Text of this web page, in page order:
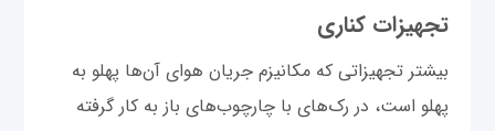
تجهیزات کناری
بیشتر تجهیزاتی که مکانیزم جریان هوای آن‌ها پهلو به
پهلو است، در رک‌های با چارچوب‌های باز به کار گرفته